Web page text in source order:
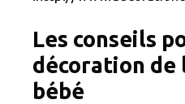
Les conseils
décoration de
bébé